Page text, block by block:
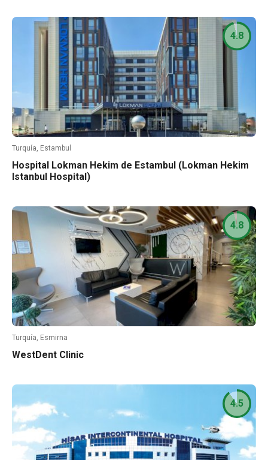
Turquía, Estambul
Hospital Lokman Hekim de Estambul (Lokman Hekim
Istanbul Hospital)
4.8
Turquía, Esmirna
WestDent Clinic
4.8
4.5